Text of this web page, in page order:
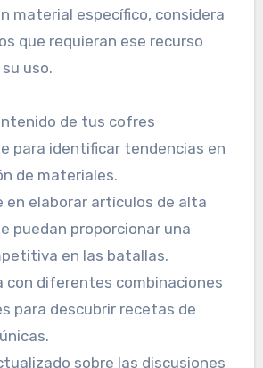
material específico, considera
que requieran ese recurso
uso.
de tus cofres
para identificar tendencias en
de materiales.
en elaborar artículos de alta
puedan proporcionar una
en las batallas.
con diferentes combinaciones
para descubrir recetas de
sobre las discusiones